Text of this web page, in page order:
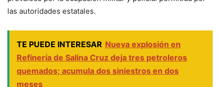
las autoridades estatales.
TE PUEDE INTERESAR Nueva explosión en
Refinería de Salina Cruz deja tres petroleros
quemados; acumula dos siniestros en dos
meses